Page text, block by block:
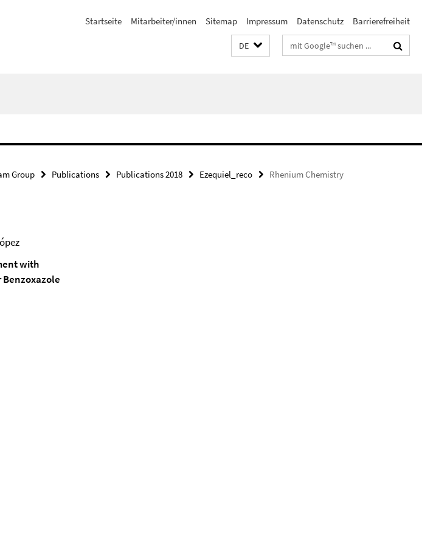
Startseite Mitarbeiter/innen Sitemap Impressum Datenschutz Barrierefreiheit
DE Suchbegriffe
Group Publications Publications 2018 Ezequiel_reco Rhenium Chemistry
with